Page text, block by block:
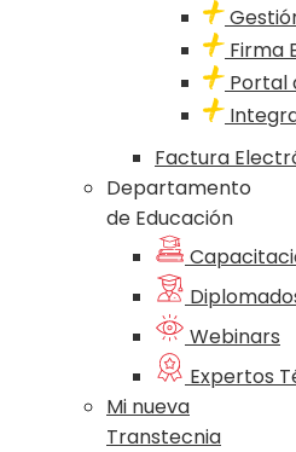
Firma
Portal
Factura
Departamento
de Educación
Webinars
Expertos
Mi nueva
Transtecnia